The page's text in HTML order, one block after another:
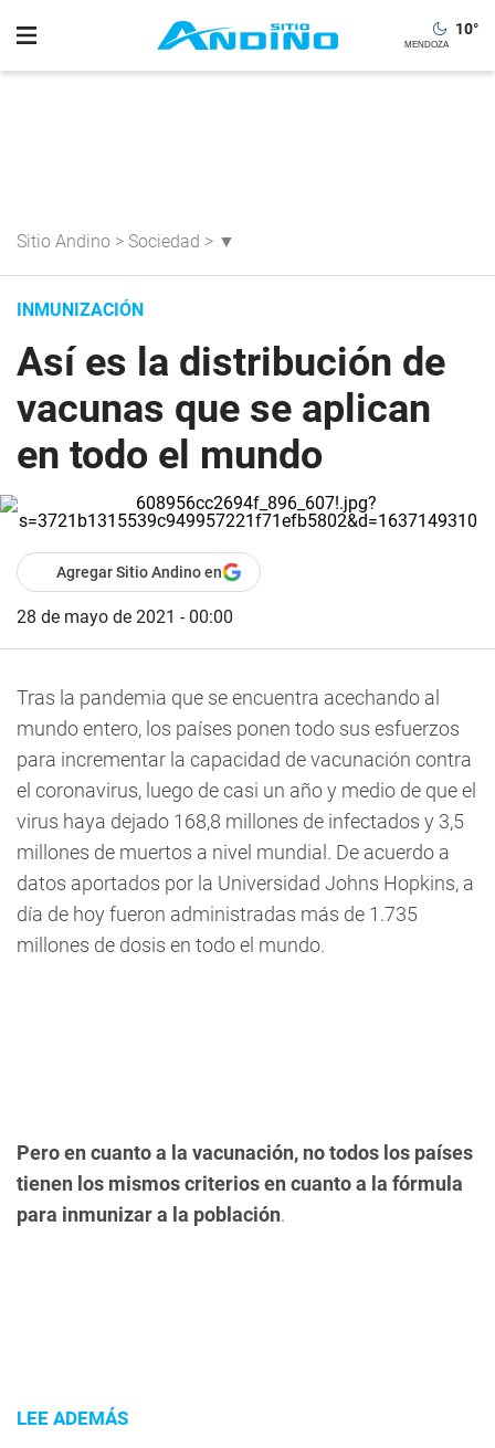
10°
Sitio Andino > Sociedad > ▼
INMUNIZACIÓN
Así es la distribución de
vacunas que se aplican
en todo el mundo
Agregar Sitio Andino en
28 de mayo de 2021 - 00:00
Tras la pandemia que se encuentra acechando al
mundo entero, los países ponen todo sus esfuerzos
para incrementar la capacidad de vacunación contra
el coronavirus, luego de casi un año y medio de que el
virus haya dejado 168,8 millones de infectados y 3,5
millones de muertos a nivel mundial. De acuerdo a
datos aportados por la Universidad Johns Hopkins, a
día de hoy fueron administradas más de 1.735
millones de dosis en todo el mundo.
Pero en cuanto a la vacunación, no todos los países
tienen los mismos criterios en cuanto a la fórmula
para inmunizar a la población.
LEE ADEMÁS